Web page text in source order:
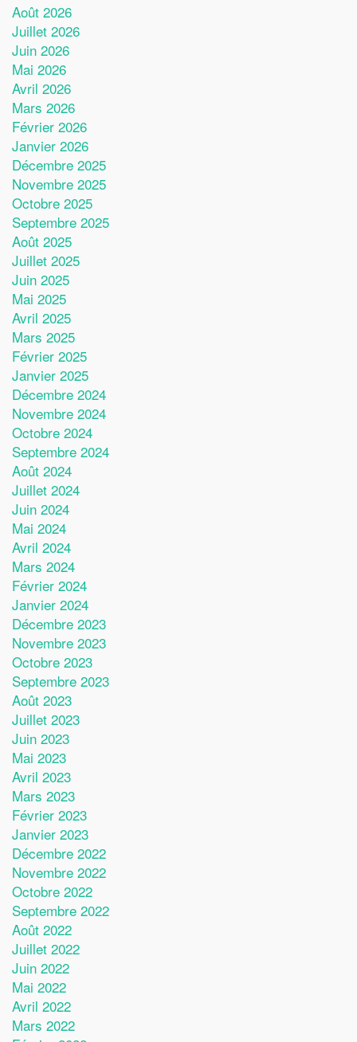
Août 2026
Juillet 2026
Juin 2026
Mai 2026
Avril 2026
Mars 2026
Février 2026
Janvier 2026
Décembre 2025
Novembre 2025
Octobre 2025
Septembre 2025
Août 2025
Juillet 2025
Juin 2025
Mai 2025
Avril 2025
Mars 2025
Février 2025
Janvier 2025
Décembre 2024
Novembre 2024
Octobre 2024
Septembre 2024
Août 2024
Juillet 2024
Juin 2024
Mai 2024
Avril 2024
Mars 2024
Février 2024
Janvier 2024
Décembre 2023
Novembre 2023
Octobre 2023
Septembre 2023
Août 2023
Juillet 2023
Juin 2023
Mai 2023
Avril 2023
Mars 2023
Février 2023
Janvier 2023
Décembre 2022
Novembre 2022
Octobre 2022
Septembre 2022
Août 2022
Juillet 2022
Juin 2022
Mai 2022
Avril 2022
Mars 2022